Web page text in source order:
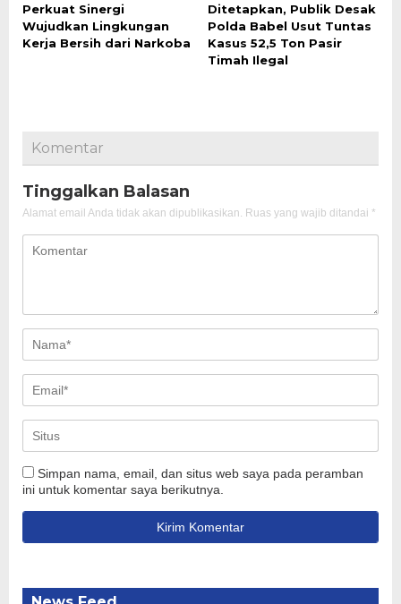
Perkuat Sinergi
Wujudkan Lingkungan
Kerja Bersih dari Narkoba
Ditetapkan, Publik Desak
Polda Babel Usut Tuntas
Kasus 52,5 Ton Pasir
Timah Ilegal
Komentar
Tinggalkan Balasan
Alamat email Anda tidak akan dipublikasikan. Ruas yang wajib ditandai *
Simpan nama, email, dan situs web saya pada peramban
ini untuk komentar saya berikutnya.